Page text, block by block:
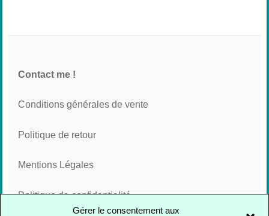
Gérer le consentement aux
Contact me !
Conditions générales de vente
Politique de retour
Mentions Légales
Politique de confidentialité